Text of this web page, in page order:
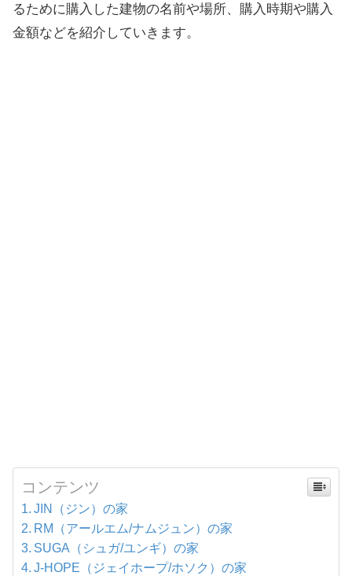
るために購入した建物の名前や場所、購入時期や購入
金額などを紹介していきます。
コンテンツ
JIN（ジン）の家
RM（アールエム/ナムジュン）の家
SUGA（シュガ/ユンギ）の家
J-HOPE（ジェイホープ/ホソク）の家